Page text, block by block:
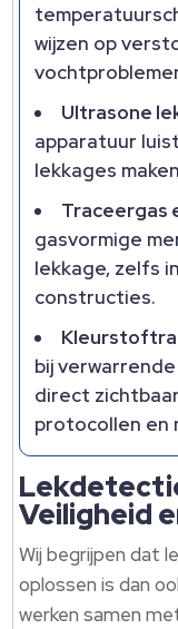
wijzen op
Ultrasone
apparatuur
lekkages
Traceergas
gasvormige
lekkage, zelfs
constructies.​
bij
direct
protocollen en
Veiligheid
Wij begrijpen dat
oplossen is dan
werken samen